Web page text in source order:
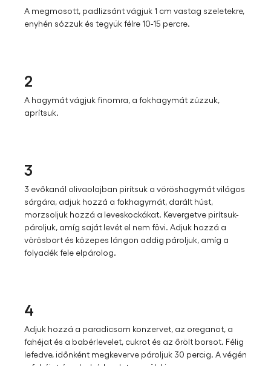
A megmosott, padlizsánt vágjuk 1 cm vastag szeletekre,
enyhén sózzuk és tegyük félre 10-15 percre.
2
A hagymát vágjuk finomra, a fokhagymát zúzzuk,
aprítsuk.
3
3 evőkanál olivaolajban pirítsuk a vöröshagymát világos
sárgára, adjuk hozzá a fokhagymát, darált húst,
morzsoljuk hozzá a leveskockákat. Kevergetve pirítsuk-
pároljuk, amíg saját levét el nem fövi. Adjuk hozzá a
vörösbort és közepes lángon addig pároljuk, amíg a
folyadék fele elpárolog.
4
Adjuk hozzá a paradicsom konzervet, az oreganot, a
fahéjat és a babérlevelet, cukrot és az őrölt borsot. Félig
lefedve, időnként megkeverve pároljuk 30 percig. A végén